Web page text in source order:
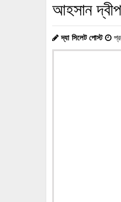
আহসান দ্বীপ
দ্যা সিলেট পোস্ট